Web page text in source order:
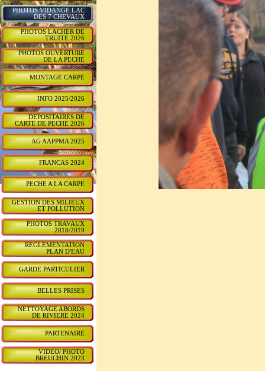
PHOTOS VIDANGE LAC
DES 7 CHEVAUX
PHOTOS LACHER DE
TRUITE 2026
PHOTOS OUVERTURE
DE LA PECHE
MONTAGE CARPE
INFO 2025/2026
DEPOSITAIRES DE
CARTE DE PECHE 2026
AG AAPPMA 2025
FRANCAS 2024
PECHE A LA CARPE
GESTION DES MILIEUX
ET POLLUTION
PHOTOS TRAVAUX
2018/2019
REGLEMENTATION
PLAN D'EAU
GARDE PARTICULIER
BELLES PRISES
NETTOYAGE ABORDS
DE RIVIERE 2024
PARTENAIRE
VIDEO/ PHOTO
BREUCHIN 2023